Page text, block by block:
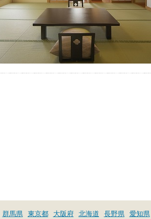
群馬県 東京都 大阪府 北海道 長野県 愛知県